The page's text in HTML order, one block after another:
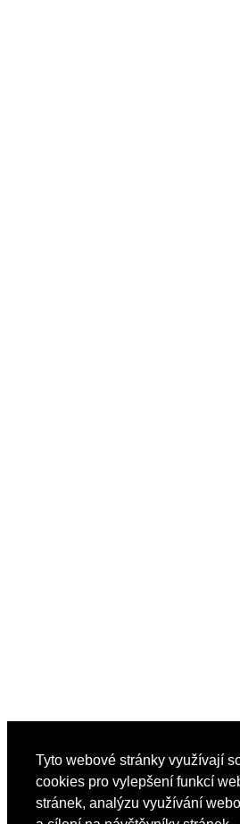
Tyto webové stránky využívají
cookies pro vylepšení funkcí
stránek, analýzu využívání